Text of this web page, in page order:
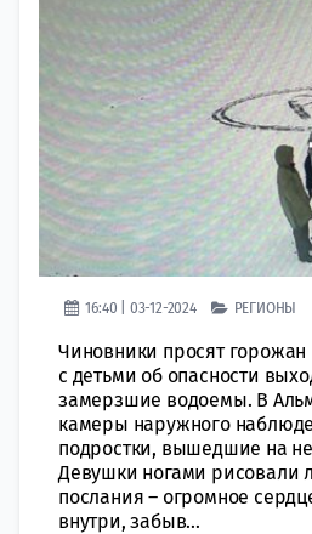
16:40 | 03-12-2024 РЕГИОНЫ
Чиновники просят
с детьми об опасности
замерзшие водоемы. В
камеры наружного
подростки, вышедшие на
Девушки ногами рисовали
послания – огромное
внутри, забыв...